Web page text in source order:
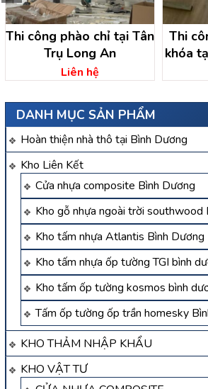
DANH MỤC SẢN PHẨM
Hoàn thiện nhà thô tại Bình Dương
Kho Liên Kết
Cửa nhựa composite Bình Dương
Kho gỗ nhựa ngoài trời southwood
Kho tấm nhựa Atlantis Bình Dương
Kho tấm nhựa ốp tường TGI bình
Kho tấm ốp tường kosmos bình
Tấm ốp tường ốp trần homesky
KHO THẢM NHẬP KHẨU
KHO VẬT TƯ
Thi công phào chỉ tại Tân
Trụ Long An
Liên hệ
Thi
khóa